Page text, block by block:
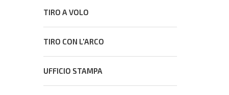
TIRO A VOLO
TIRO CON L'ARCO
UFFICIO STAMPA